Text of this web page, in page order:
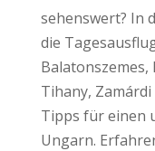
sehenswert? In
die
Balatonszemes,
Tihany,
Tipps für einen
Ungarn.